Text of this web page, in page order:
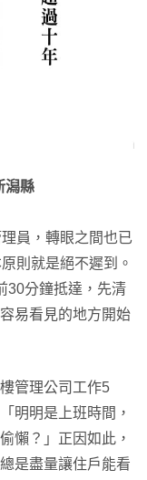
潟縣
員，轉眼之間也已
則就是絕不遲到。
30分鐘抵達，先清
易看見的地方開始
管理公司工作5
明明是上班時間，
懶？」正因如此，
是盡量讓住戶能看